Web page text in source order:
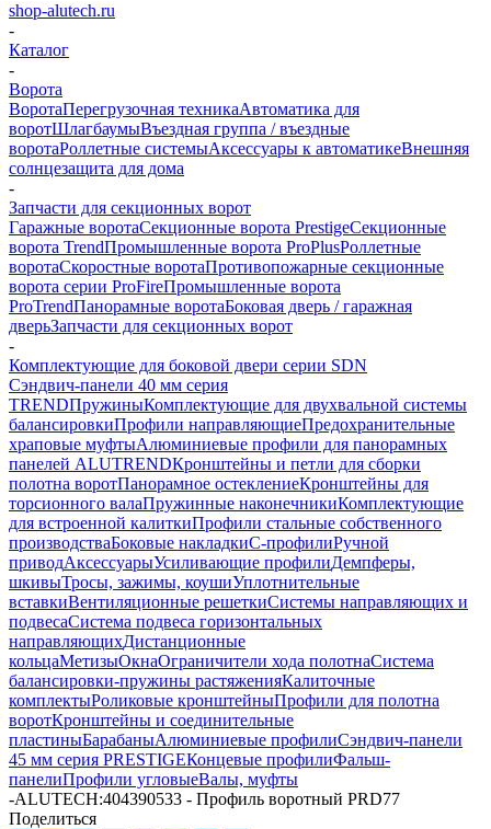
shop-alutech.ru
-
Каталог
-
Ворота
ВоротаПерегрузочная техникаАвтоматика для
воротШлагбаумыВъездная группа / въездные
воротаРоллетные системыАксессуары к автоматикеВнешняя
солнцезащита для дома
-
Запчасти для секционных ворот
Гаражные воротаСекционные ворота PrestigeСекционные
ворота TrendПромышленные ворота ProPlusРоллетные
воротаСкоростные воротаПротивопожарные секционные
ворота серии ProFireПромышленные ворота
ProTrendПанорамные воротаБоковая дверь / гаражная
дверьЗапчасти для секционных ворот
-
Комплектующие для боковой двери серии SDN
Сэндвич-панели 40 мм серия
TRENDПружиныКомплектующие для двухвальной системы
балансировкиПрофили направляющиеПредохранительные
храповые муфтыАлюминиевые профили для панорамных
панелей ALUTRENDКронштейны и петли для сборки
полотна воротПанорамное остеклениеКронштейны для
торсионного валаПружинные наконечникиКомплектующие
для встроенной калиткиПрофили стальные собственного
производстваБоковые накладкиС-профилиРучной
приводАксессуарыУсиливающие профилиДемпферы,
шкивыТросы, зажимы, коушиУплотнительные
вставкиВентиляционные решеткиСистемы направляющих и
подвесаСистема подвеса горизонтальных
направляющихДистанционные
кольцаМетизыОкнаОграничители хода полотнаСистема
балансировки-пружины растяженияКалиточные
комплектыРоликовые кронштейныПрофили для полотна
воротКронштейны и соединительные
пластиныБарабаныАлюминиевые профилиСэндвич-панели
45 мм серия PRESTIGEКонцевые профилиФальш-
панелиПрофили угловыеВалы, муфты
-ALUTECH:404390533 - Профиль воротный PRD77
Поделиться